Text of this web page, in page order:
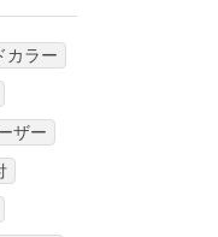
カラー
ザー